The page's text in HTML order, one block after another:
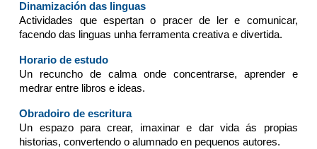
Dinamización das linguas
Actividades que espertan o pracer de ler e comunicar,
facendo das linguas unha ferramenta creativa e divertida.
Horario de estudo
Un recuncho de calma onde concentrarse, aprender e
medrar entre libros e ideas.
Obradoiro de escritura
Un espazo para crear, imaxinar e dar vida ás propias
historias, convertendo o alumnado en pequenos autores.